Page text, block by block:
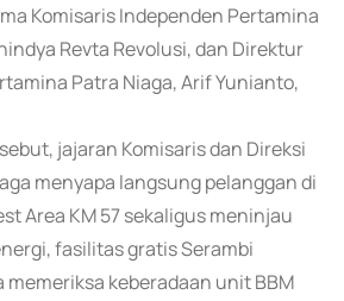
Komisaris Independen Pertamina
Revta Revolusi, dan Direktur
Patra Niaga, Arif Yunianto,
jajaran Komisaris dan Direksi
menyapa langsung pelanggan di
Area KM 57 sekaligus meninjau
fasilitas gratis Serambi
memeriksa keberadaan unit BBM